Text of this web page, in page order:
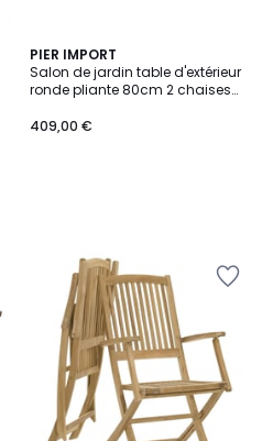
PIER IMPORT
Salon de jardin table d'extérieur
ronde pliante 80cm 2 chaises
SUMMER
409,00 €